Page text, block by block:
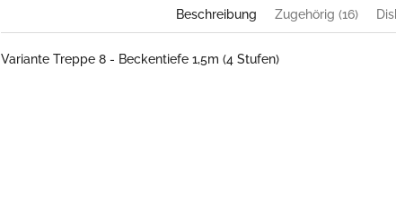
Beschreibung Zugehörig (16)
Variante Treppe 8 - Beckentiefe 1,5m (4 Stufen)